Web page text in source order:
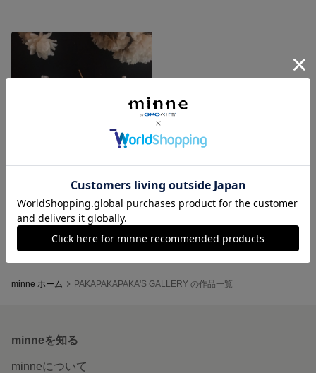
ドライフラワーピアス
展示中
minne ホーム PAKAPAKAPAKA'S GALLERY の作品一覧
minneを知る
minneについて